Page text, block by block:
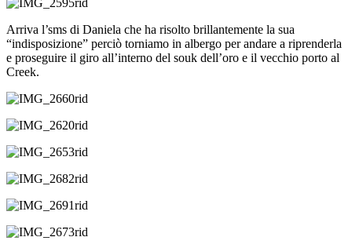
Arriva l’sms di Daniela che ha risolto brillantemente la sua
“indisposizione” perciò torniamo in albergo per andare a riprenderla
e proseguire il giro all’interno del souk dell’oro e il vecchio porto al
Creek.